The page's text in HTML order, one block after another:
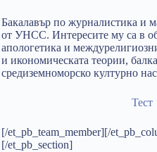
Бакалавър по журналистика и
от УНСС. Интересите му са в
апологетика и
и икономическата теории,
средиземноморско културно
Тест
[/et_pb_team_member][/
[/et_pb_section]